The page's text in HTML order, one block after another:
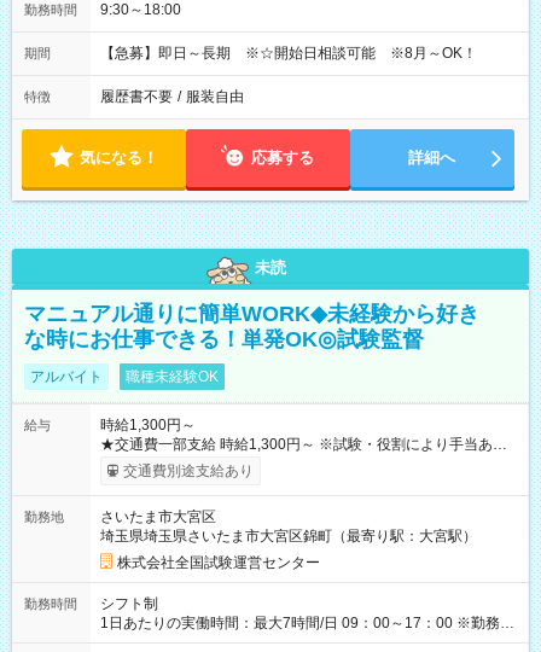
勤務時間 9:30～18:00
期間 【急募】即日～長期 ※☆開始日相談可能 ※8月～OK！
特徴 履歴書不要 / 服装自由
気になる！ 応募する 詳細へ
未読
マニュアル通りに簡単WORK◆未経験から好き
な時にお仕事できる！単発OK◎試験監督
アルバイト 職種未経験OK
給与
時給1,300円～
★交通費一部支給 時給1,300円～ ※試験・役割により手当あり
※勤務回数により昇給あり 【即給（前払い）オプションあ
り！】 希望される場合、勤務から1週間ほどで給与の一部を受け
例】 ・河合塾模擬試験 8:30～17:30（休憩1時間） 時給1,300円
×8時間＝日収10,400円＋交通費 ※当日の役割により時給＋100
円の場合あり ・国家試験 7:00～13:30（休憩なし） 時給1,300
円（役割手当＋100円）×6時間＝日収8,400円＋交通費 【試用期
間】試用期間なし
交通費別途支給あり
勤務地
さいたま市大宮区
埼玉県埼玉県さいたま市大宮区錦町（最寄り駅：大宮駅）
株式会社全国試験運営センター
勤務時間
シフト制
1日あたりの実働時間：最大7時間/日 09：00～17：00 ※勤務時
間は 試験により異なります。